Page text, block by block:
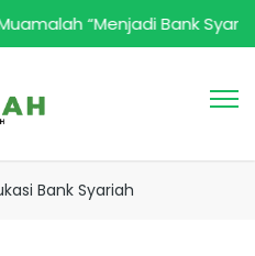
“Menjadi Bank Syari’ah
Bank Syariah